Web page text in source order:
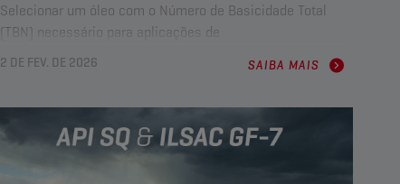
Selecionar um óleo com o Número de Basicidade Total
(TBN) necessário para aplicações de
veículos pesados fora de estrada é uma decisão
relativamente barata, mas o seu impacto no ciclo de vida
que o TBN é fundamental para proteger motores e reduzir
o desgaste, o tempo de inatividade e os custos de
2 DE FEV. DE 2026 SAIBA MAIS